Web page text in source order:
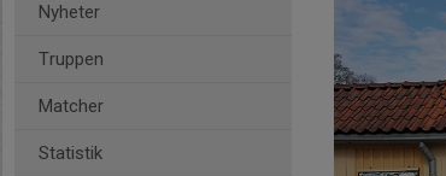
Nyheter
Truppen
Matcher
Statistik